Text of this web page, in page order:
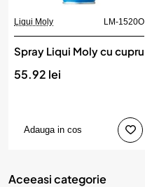
Liqui Moly LM-1520O
Spray Liqui Moly cu cupru
55.92 lei
Adauga in cos
Aceeasi categorie